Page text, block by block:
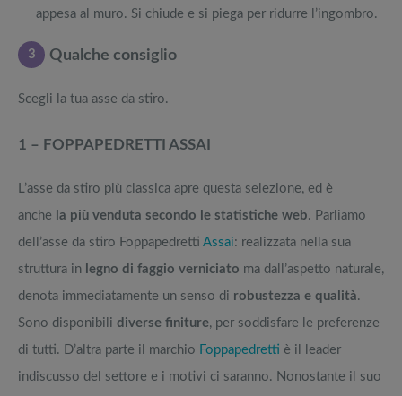
appesa al muro. Si chiude e si piega per ridurre l’ingombro.
3 Qualche consiglio
Scegli la tua asse da stiro.
1 – FOPPAPEDRETTI ASSAI
L’asse da stiro più classica apre questa selezione, ed è
anche la più venduta secondo le statistiche web. Parliamo
dell’asse da stiro Foppapedretti Assai: realizzata nella sua
struttura in legno di faggio verniciato ma dall’aspetto naturale,
denota immediatamente un senso di robustezza e qualità.
Sono disponibili diverse finiture, per soddisfare le preferenze
di tutti. D’altra parte il marchio Foppapedretti è il leader
indiscusso del settore e i motivi ci saranno. Nonostante il suo